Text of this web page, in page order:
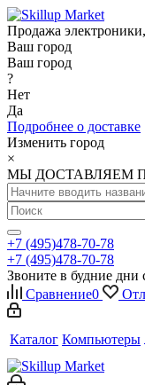
Продажа
Ваш город
Ваш город
?
Нет
Да
Подробнее о доставке
Изменить город
×
МЫ ДОСТАВЛЯЕМ
+7 (495)478-70-78
+7 (495)478-70-78
Звоните в будние дни
Сравнение0
Каталог Компьютеры